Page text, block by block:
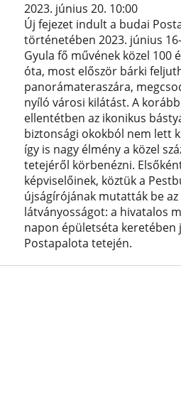
2023. június 20. 10:00
Új fejezet indult a budai
történetében 2023. június
Gyula fő művének közel 100
óta, most először bárki
panorámateraszára,
nyíló városi kilátást. A
ellentétben az ikonikus
biztonsági okokból nem lett
így is nagy élmény a közel
tetejéről körbenézni.
képviselőinek, köztük a
újságírójának mutatták be az
látványosságot: a hivatalos
napon épületséta keretében
Postapalota tetején.